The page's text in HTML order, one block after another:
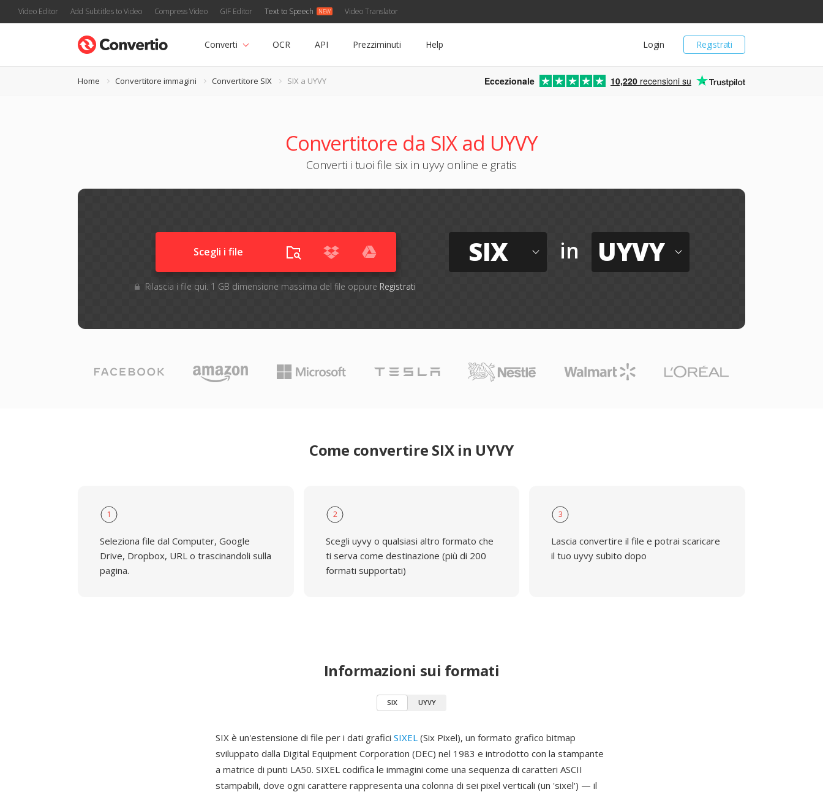
Video Editor Add Subtitles to Video Compress Video GIF Editor Text to Speech Video Translator
Registrati
Login
Converti OCR API Prezziminuti Help
Home Convertitore immagini Convertitore SIX SIX a UYVY Eccezionale 10,220 recensioni su
Convertitore da SIX ad UYVY
Converti i tuoi file six in uyvy online e gratis
Scegli i file
Rilascia i file qui. 1 GB dimensione massima del file oppure Registrati
SIX in UYVY
Come convertire SIX in UYVY
1
Seleziona file dal Computer, Google
Drive, Dropbox, URL o trascinandoli sulla
pagina.
2
Scegli uyvy o qualsiasi altro formato che
ti serva come destinazione (più di 200
formati supportati)
3
Lascia convertire il file e potrai scaricare
il tuo uyvy subito dopo
Informazioni sui formati
SIX UYVY
SIX è un'estensione di file per i dati grafici SIXEL (Six Pixel), un formato grafico bitmap
sviluppato dalla Digital Equipment Corporation (DEC) nel 1983 e introdotto con la stampante
a matrice di punti LA50. SIXEL codifica le immagini come una sequenza di caratteri ASCII
stampabili, dove ogni carattere rappresenta una colonna di sei pixel verticali (un 'sixel') — il